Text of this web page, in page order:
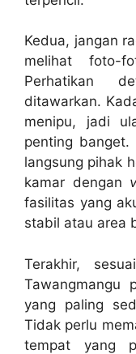
Kedua, jangan
melihat foto-
Perhatikan
ditawarkan.
menipu, jadi
penting banget.
langsung pihak
kamar dengan
fasilitas yang
stabil atau area
Terakhir,
Tawangmangu
yang paling
Tidak perlu
tempat yang